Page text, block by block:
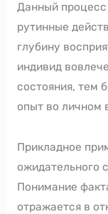
Данный
рутинные
глубину
индивид
состояния, тем
опыт во личном
Прикладное
ожидательного
Понимание
отражается в